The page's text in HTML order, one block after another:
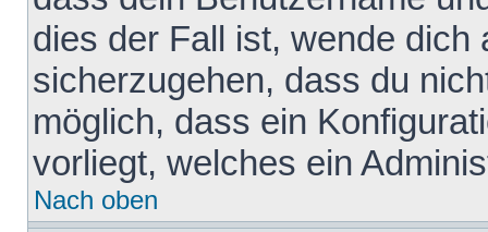
dies der Fall ist, wende dich
sicherzugehen, dass du
möglich, dass ein
vorliegt, welches ein
Nach oben